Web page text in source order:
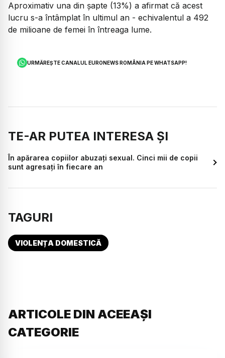
Aproximativ una din şapte (13%) a afirmat că acest
lucru s-a întâmplat în ultimul an - echivalentul a 492
de milioane de femei în întreaga lume.
URMĂREȘTE CANALUL EURONEWS ROMÂNIA PE WHATSAPP!
TE-AR PUTEA INTERESA ȘI
În apărarea copiilor abuzați sexual. Cinci mii de copii
sunt agresați în fiecare an
TAGURI
VIOLENȚA DOMESTICĂ
ARTICOLE DIN ACEEAȘI
CATEGORIE